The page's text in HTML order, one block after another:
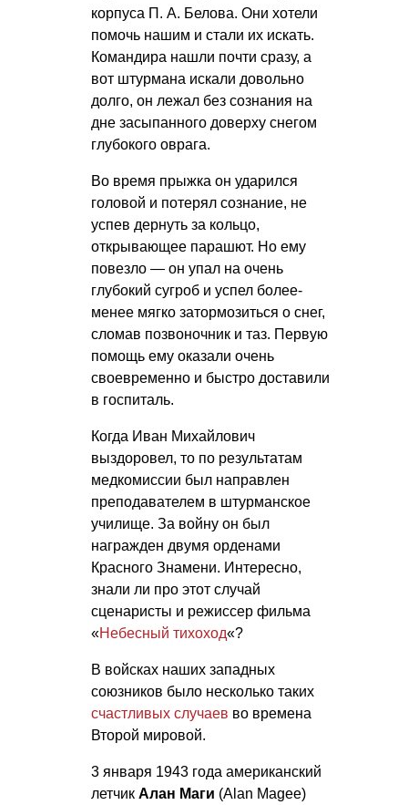
корпуса П. А. Белова. Они хотели
помочь нашим и стали их искать.
Командира нашли почти сразу, а
вот штурмана искали довольно
долго, он лежал без сознания на
дне засыпанного доверху снегом
глубокого оврага.
Во время прыжка он ударился
головой и потерял сознание, не
успев дернуть за кольцо,
открывающее парашют. Но ему
повезло — он упал на очень
глубокий сугроб и успел более-
менее мягко затормозиться о снег,
сломав позвоночник и таз. Первую
помощь ему оказали очень
своевременно и быстро доставили
в госпиталь.
Когда Иван Михайлович
выздоровел, то по результатам
медкомиссии был направлен
преподавателем в штурманское
училище. За войну он был
награжден двумя орденами
Красного Знамени. Интересно,
знали ли про этот случай
сценаристы и режиссер фильма
«Небесный тихоход«?
В войсках наших западных
союзников было несколько таких
счастливых случаев во времена
Второй мировой.
3 января 1943 года американский
летчик Алан Маги (Alan Magee)